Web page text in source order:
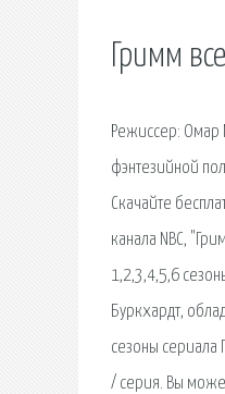
Гримм
Режиссер: Омар
фэнтезийной
Скачайте
канала NBC,
1,2,3,4,5,6
Буркхардт,
сезоны сериала
/ серия. Вы